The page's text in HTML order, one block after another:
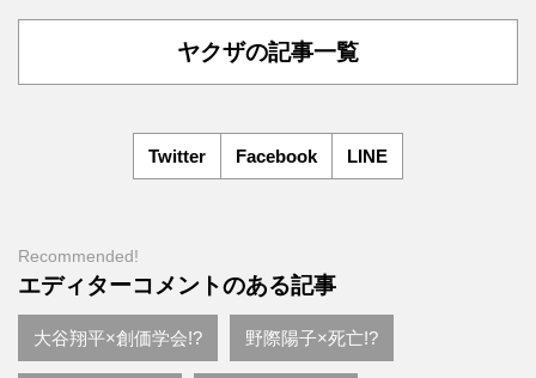
ヤクザの記事一覧
Twitter Facebook LINE
Recommended!
エディターコメントのある記事
大谷翔平×創価学会!? 野際陽子×死亡!?